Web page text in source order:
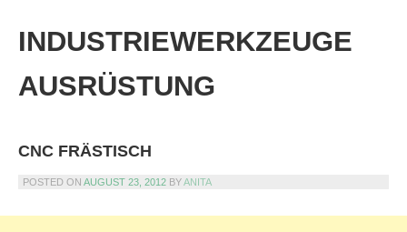
content
INDUSTRIEWERKZEUGE
AUSRÜSTUNG
CNC FRÄSTISCH
POSTED ON AUGUST 23, 2012 BYANITA